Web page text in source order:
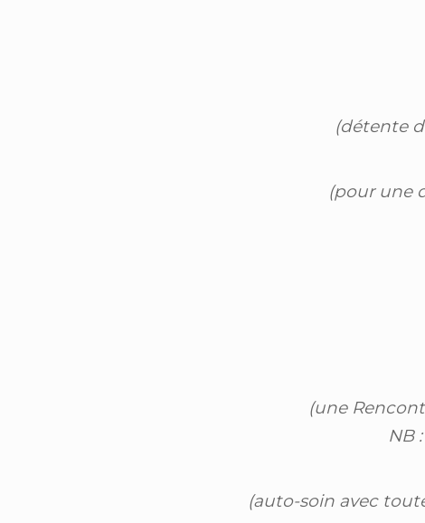
(détente
(pour une
(une
NB
(auto-soin avec